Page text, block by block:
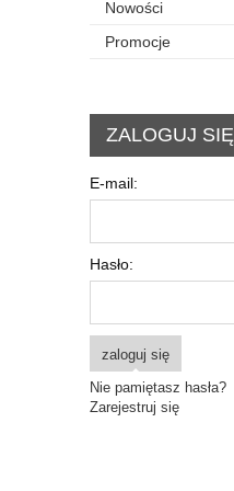
Nowości
Promocje
ZALOGUJ SIĘ
E-mail:
Hasło:
zaloguj się
Nie pamiętasz hasła?
Zarejestruj się